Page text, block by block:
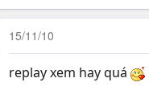
15/11/10
replay xem hay quá